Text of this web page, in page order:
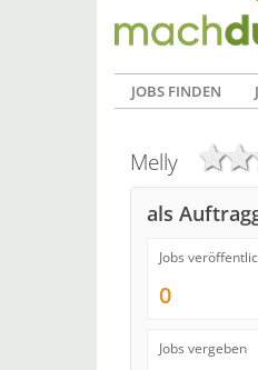
JOBS FINDEN
Melly
als
Jobs
0
Jobs vergeben